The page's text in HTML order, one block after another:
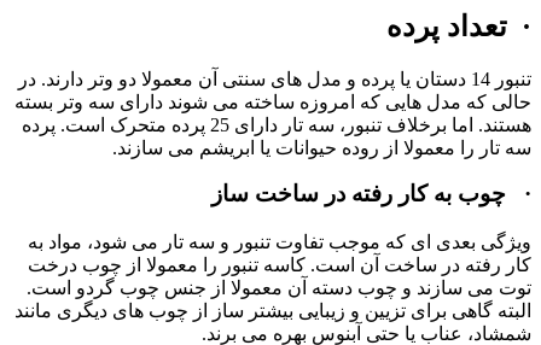
· تعداد پرده
تنبور 14 دستان یا پرده و مدل های سنتی آن معمولا دو وتر دارند. در
حالی که مدل هایی که امروزه ساخته می شوند دارای سه وتر بسته
هستند. اما برخلاف تنبور، سه تار دارای 25 پرده متحرک است. پرده
سه تار را معمولا از روده حیوانات یا ابریشم می سازند.
· چوب به کار رفته در ساخت ساز
ویژگی بعدی ای که موجب تفاوت تنبور و سه تار می شود، مواد به
کار رفته در ساخت آن است. کاسه تنبور را معمولا از چوب درخت
توت می سازند و چوب دسته آن معمولا از جنس چوب گردو است.
البته گاهی برای تزیین و زیبایی بیشتر ساز از چوب های دیگری مانند
شمشاد، عناب یا حتی آبنوس بهره می برند.